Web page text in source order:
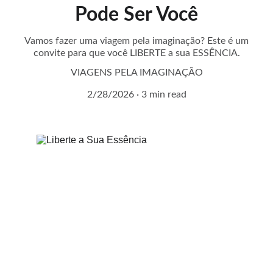
Pode Ser Você
Vamos fazer uma viagem pela imaginação? Este é um
convite para que você LIBERTE a sua ESSÊNCIA.
VIAGENS PELA IMAGINAÇÃO
2/28/2026 3 min read